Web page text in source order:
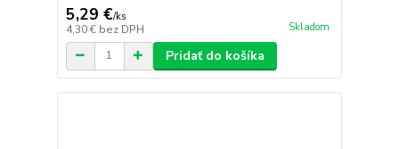
5,29 €/ks
4,30 € bez DPH Skladom
Pridať do košíka